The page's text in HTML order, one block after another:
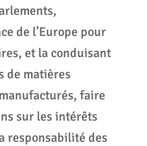
de l’Europe pour
et la conduisant
de matières
faire
sur les intérêts
responsabilité des